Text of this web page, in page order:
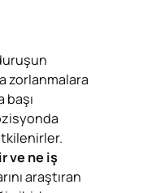
zorlanmalara
başı
ve ne iş
araştıran